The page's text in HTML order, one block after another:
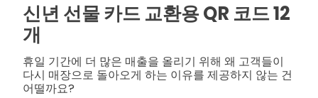
신년 선물 카드 교환용 QR 코드 12
개
휴일 기간에 더 많은 매출을 올리기 위해 왜 고객들이
다시 매장으로 돌아오게 하는 이유를 제공하지 않는 건
어떨까요?